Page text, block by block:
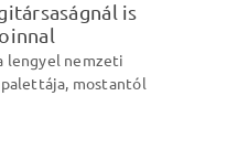
is
lengyel nemzeti
mostantól